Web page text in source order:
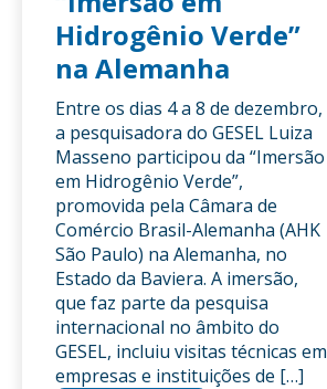
Hidrogênio Verde”
na Alemanha
Entre os dias 4 a 8 de dezembro,
a pesquisadora do GESEL Luiza
Masseno participou da “Imersão
em Hidrogênio Verde”,
promovida pela Câmara de
Comércio Brasil-Alemanha (AHK
São Paulo) na Alemanha, no
Estado da Baviera. A imersão,
que faz parte da pesquisa
internacional no âmbito do
GESEL, incluiu visitas técnicas em
empresas e instituições de […]